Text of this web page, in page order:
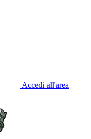
Accedi all'area